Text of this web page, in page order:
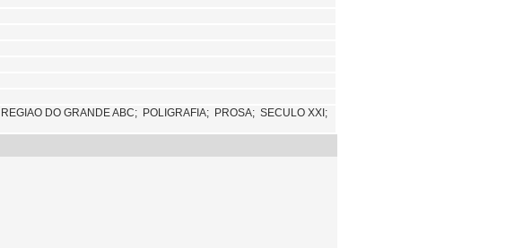
REGIAO DO GRANDE ABC; POLIGRAFIA; PROSA; SECULO XXI;